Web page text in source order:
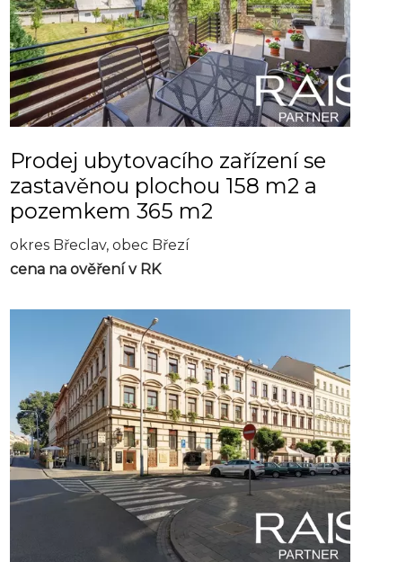
Prodej ubytovacího zařízení se
zastavěnou plochou 158 m2 a
pozemkem 365 m2
okres Břeclav, obec Březí
cena na ověření v RK